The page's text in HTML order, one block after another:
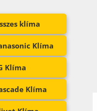
klíma
Klíma
Klíma
Klíma